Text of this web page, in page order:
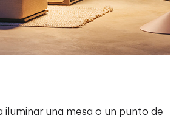
iluminar una mesa o un punto de